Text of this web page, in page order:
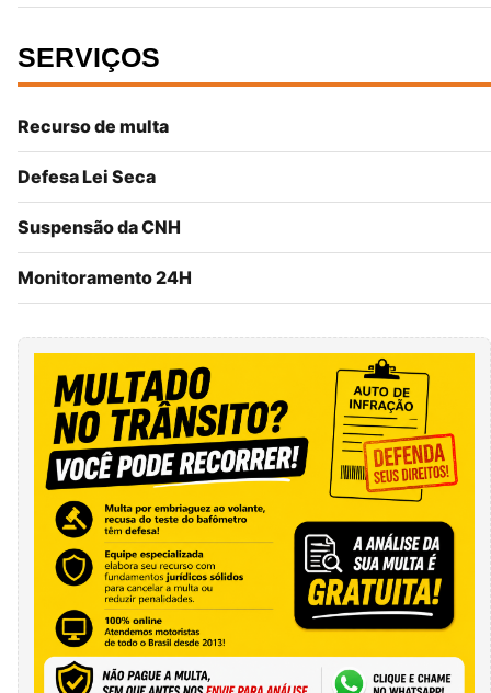
SERVIÇOS
Recurso de multa
Defesa Lei Seca
Suspensão da CNH
Monitoramento 24H